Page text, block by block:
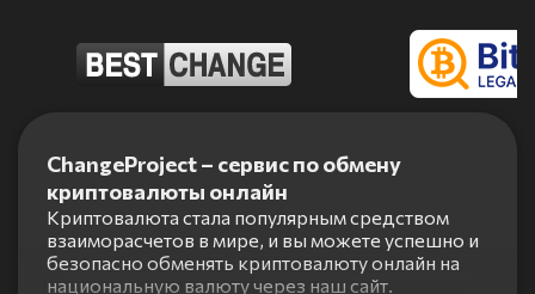
ChangeProject – сервис по обмену
криптовалюты онлайн
Криптовалюта стала популярным средством
взаиморасчетов в мире, и вы можете успешно и
безопасно обменять криптовалюту онлайн на
национальную валюту через наш сайт.